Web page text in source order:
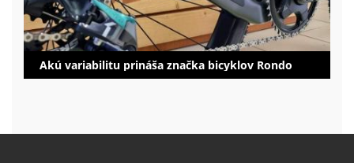
Akú variabilitu prináša značka bicyklov Rondo